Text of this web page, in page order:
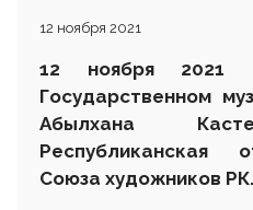
12 ноября 2021
12 ноября
Государственном
Абылхана
Республиканская
Союза художников РК.